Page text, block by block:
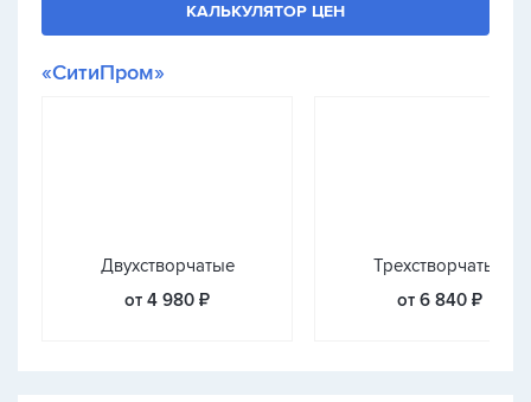
КАЛЬКУЛЯТОР ЦЕН
«СитиПром»
Двухстворчатые
от 4 980 ₽
Трехстворчатые
от 6 840 ₽